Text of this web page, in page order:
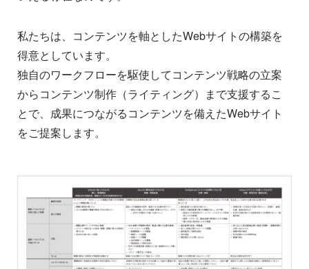
私たちは、コンテンツを軸としたWebサイトの構築を
得意としています。
独自のワークフローを駆使してコンテンツ戦略の立案
からコンテンツ制作（ライティング）まで支援するこ
とで、成果につながるコンテンツを備えたWebサイト
をご提案します。